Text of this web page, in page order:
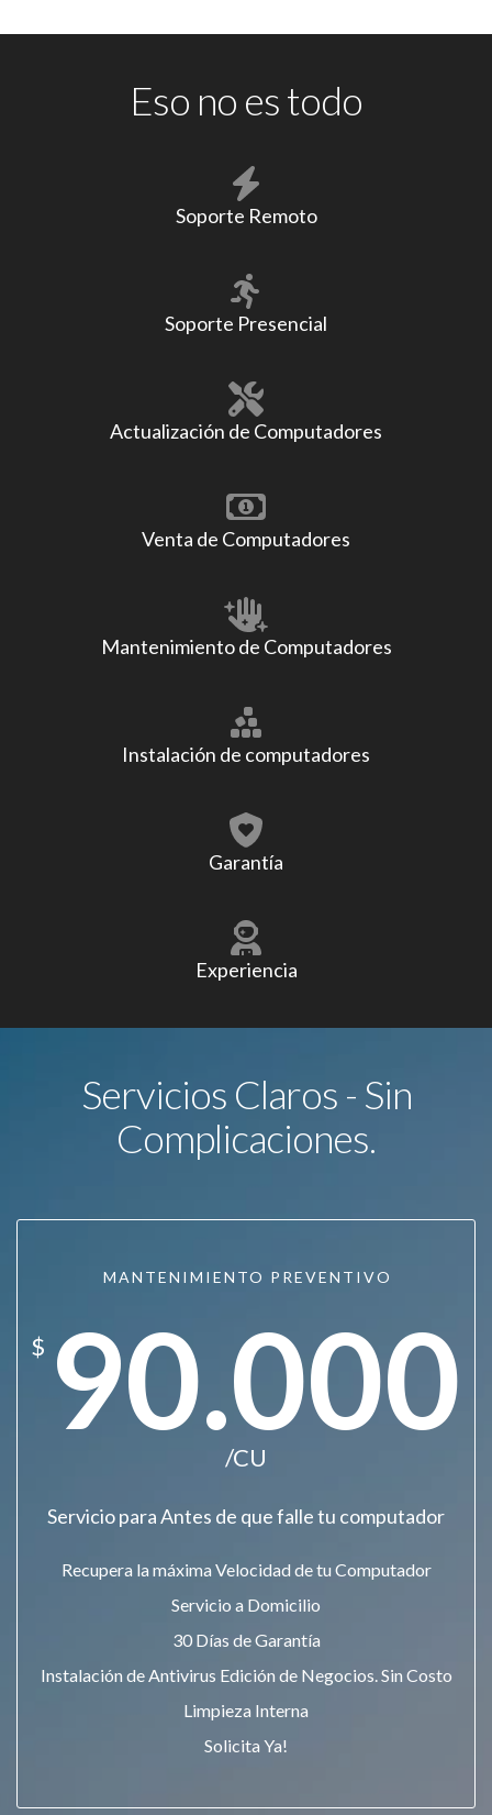
Eso no es todo
Soporte Remoto
Soporte Presencial
Actualización de Computadores
Venta de Computadores
Mantenimiento de Computadores
Instalación de computadores
Garantía
Experiencia
Servicios Claros - Sin
Complicaciones.
MANTENIMIENTO PREVENTIVO
$ 90.000
/CU
Servicio para Antes de que falle tu computador
Recupera la máxima Velocidad de tu Computador
Servicio a Domicilio
30 Días de Garantía
Instalación de Antivirus Edición de Negocios. Sin Costo
Limpieza Interna
Solicita Ya!